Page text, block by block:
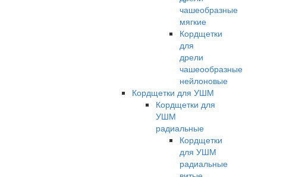
чашеобразные
мягкие
Кордщетки
для
дрели
чашеообразные
нейлоновые
Кордщетки для УШМ
Кордщетки для
УШМ
радиальные
Кордщетки
для УШМ
радиальные